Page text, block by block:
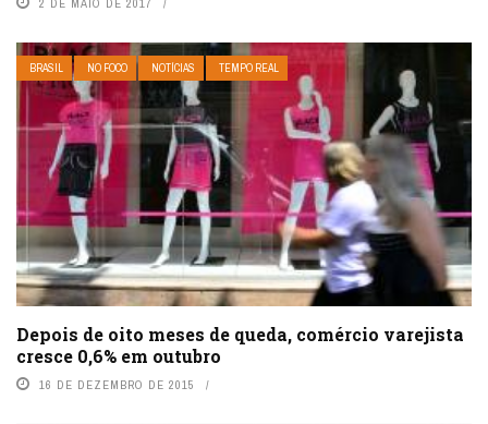
2 DE MAIO DE 2017
BRASIL NO FOCO NOTÍCIAS TEMPO REAL
Depois de oito meses de queda, comércio varejista
cresce 0,6% em outubro
16 DE DEZEMBRO DE 2015